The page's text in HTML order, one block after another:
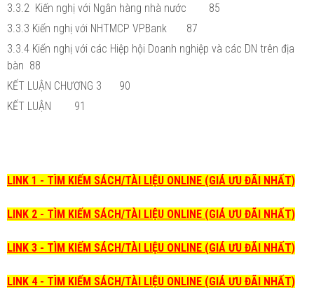
3.3.2 Kiến nghị với Ngân hàng nhà nước
85
3.3.3 Kiến nghị với NHTMCP VPBank
87
3.3.4 Kiến nghị với các Hiệp hội Doanh nghiệp và các DN trên địa
bàn 88
KẾT LUẬN CHƯƠNG 3
90
KẾT LUẬN
91
LINK 1 - TÌM KIẾM SÁCH/TÀI LIỆU ONLINE (GIÁ ƯU ĐÃI NHẤT)
LINK 2 - TÌM KIẾM SÁCH/TÀI LIỆU ONLINE (GIÁ ƯU ĐÃI NHẤT)
LINK 3 - TÌM KIẾM SÁCH/TÀI LIỆU ONLINE (GIÁ ƯU ĐÃI NHẤT)
LINK 4 - TÌM KIẾM SÁCH/TÀI LIỆU ONLINE (GIÁ ƯU ĐÃI NHẤT)